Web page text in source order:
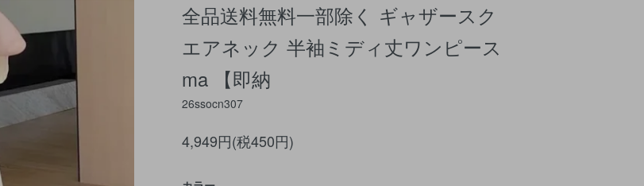
全品送料無料一部除く ギャザースク
エアネック 半袖ミディ丈ワンピース
ma 【即納
26ssocn307
4,949円(税450円)